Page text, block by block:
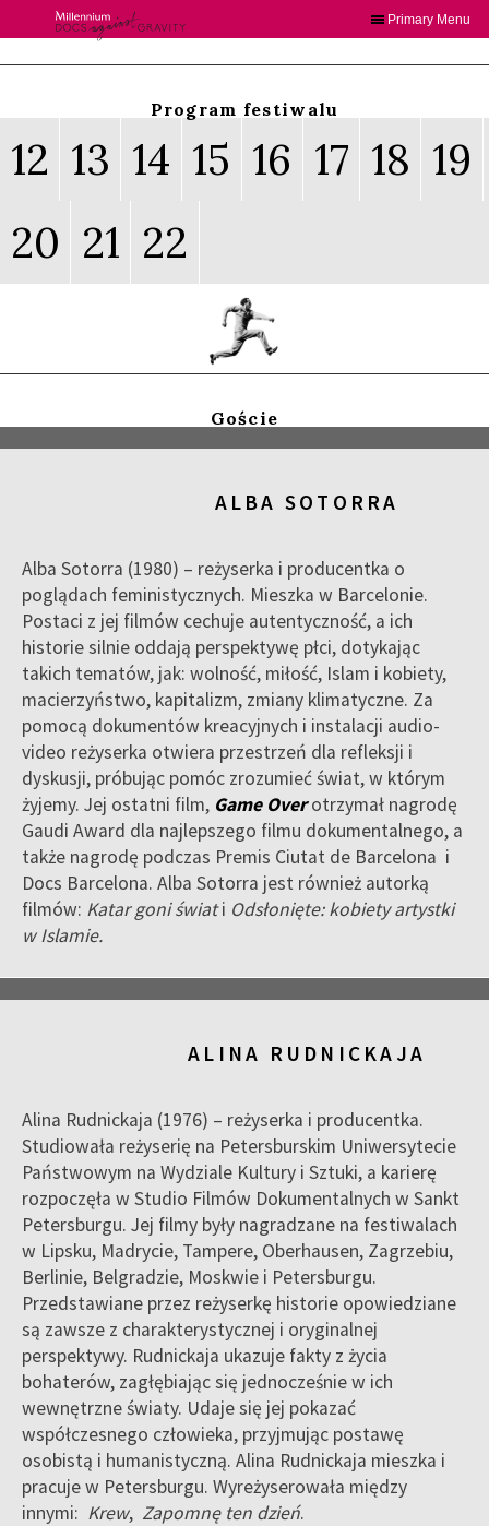
Primary Menu
Program festiwalu
12 13 14 15 16 17 18 19
20 21 22
Goście
ALBA SOTORRA
Alba Sotorra (1980) – reżyserka i producentka o
poglądach feministycznych. Mieszka w Barcelonie.
Postaci z jej filmów cechuje autentyczność, a ich
historie silnie oddają perspektywę płci, dotykając
takich tematów, jak: wolność, miłość, Islam i kobiety,
macierzyństwo, kapitalizm, zmiany klimatyczne. Za
pomocą dokumentów kreacyjnych i instalacji audio-
video reżyserka otwiera przestrzeń dla refleksji i
dyskusji, próbując pomóc zrozumieć świat, w którym
żyjemy. Jej ostatni film, Game Overotrzymał nagrodę
Gaudi Award dla najlepszego filmu dokumentalnego, a
także nagrodę podczas Premis Ciutat de Barcelona i
Docs Barcelona. Alba Sotorra jest również autorką
filmów: Katar goni świati Odsłonięte: kobiety artystki
w Islamie.
ALINA RUDNICKAJA
Alina Rudnickaja (1976) – reżyserka i producentka.
Studiowała reżyserię na Petersburskim Uniwersytecie
Państwowym na Wydziale Kultury i Sztuki, a karierę
rozpoczęła w Studio Filmów Dokumentalnych w Sankt
Petersburgu. Jej filmy były nagradzane na festiwalach
w Lipsku, Madrycie, Tampere, Oberhausen, Zagrzebiu,
Berlinie, Belgradzie, Moskwie i Petersburgu.
Przedstawiane przez reżyserkę historie opowiedziane
są zawsze z charakterystycznej i oryginalnej
perspektywy. Rudnickaja ukazuje fakty z życia
bohaterów, zagłębiając się jednocześnie w ich
wewnętrzne światy. Udaje się jej pokazać
współczesnego człowieka, przyjmując postawę
osobistą i humanistyczną. Alina Rudnickaja mieszka i
pracuje w Petersburgu. Wyreżyserowała między
innymi: Krew, Zapomnę ten dzień.